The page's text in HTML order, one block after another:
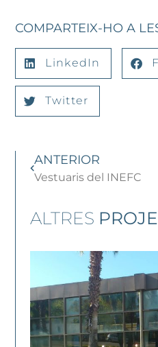
COMPARTEIX-HO A
LinkedIn
Twitter
ANTERIOR
Vestuaris del INEFC
ALTRES